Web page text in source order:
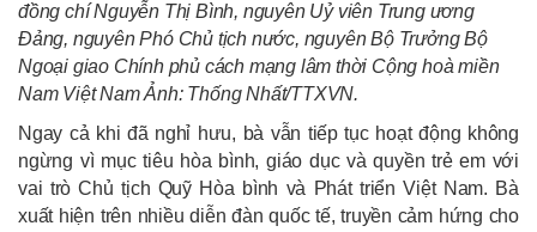
đồng chí Nguyễn Thị Bình, nguyên Uỷ viên Trung ương
Đảng, nguyên Phó Chủ tịch nước, nguyên Bộ Trưởng Bộ
Ngoại giao Chính phủ cách mạng lâm thời Cộng hoà miền
Nam Việt Nam Ảnh: Thống Nhất/TTXVN.
Ngay cả khi đã nghỉ hưu, bà vẫn tiếp tục hoạt động không
ngừng vì mục tiêu hòa bình, giáo dục và quyền trẻ em với
vai trò Chủ tịch Quỹ Hòa bình và Phát triển Việt Nam. Bà
xuất hiện trên nhiều diễn đàn quốc tế, truyền cảm hứng cho